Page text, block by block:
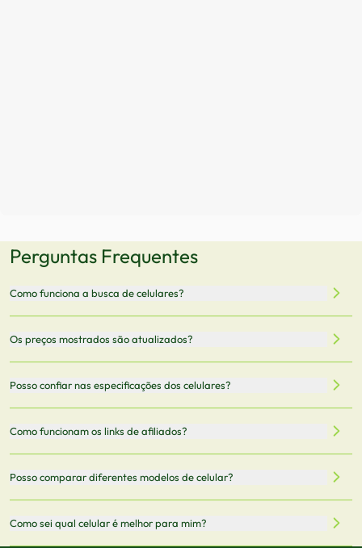
Perguntas Frequentes
Como funciona a busca de celulares?
armazenamento, memória RAM, bateria e conectividade
5G.
Os preços mostrados são atualizados?
vendedor antes de finalizar sua compra.
Posso confiar nas especificações dos celulares?
informações mais recentes de cada modelo.
Como funcionam os links de afiliados?
comissão sem custo adicional para você.
Posso comparar diferentes modelos de celular?
Sim! Você pode selecionar até 3 celulares para comparar
Como sei qual celular é melhor para mim?